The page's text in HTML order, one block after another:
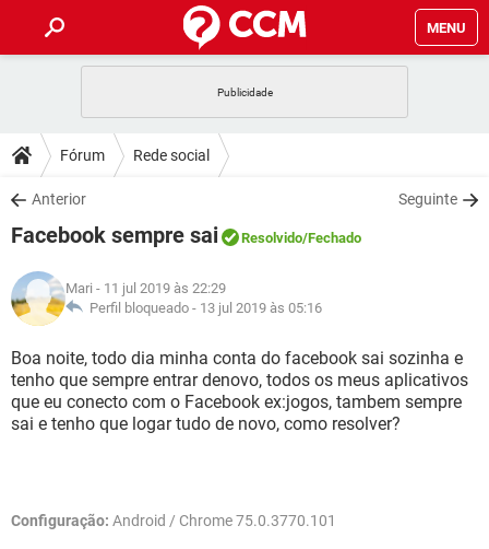
MENU
CELULAR
OUTLOOK
INSTAGRAM GMAIL
GUIA DE COMPRAS
DICAS
JOGOS
INSTAGRAM
GUIA DE COMPRAS
DOWNLOADS
JOGOS WHATSAPP
CELULAR
OUTLOOK EXCEL
INSTAGRAM GMAIL
GUIA DE COMPRAS
JOGOS
CELULAR
OUTLOOK EXCEL
INSTAGRAM GMAIL
GLOSSÁRIO
WHATSAPP
CELULAR FACEBOOK
OUTLOOK EXCEL
Fórum Rede social
Anterior Seguinte
Facebook sempre sai Resolvido/Fechado
Mari - 11 jul 2019 às 22:29
Perfil bloqueado - 13 jul 2019 às 05:16
Boa noite, todo dia minha conta do facebook sai sozinha e
tenho que sempre entrar denovo, todos os meus aplicativos
que eu conecto com o Facebook ex:jogos, tambem sempre
sai e tenho que logar tudo de novo, como resolver?
Configuração: Android / Chrome 75.0.3770.101